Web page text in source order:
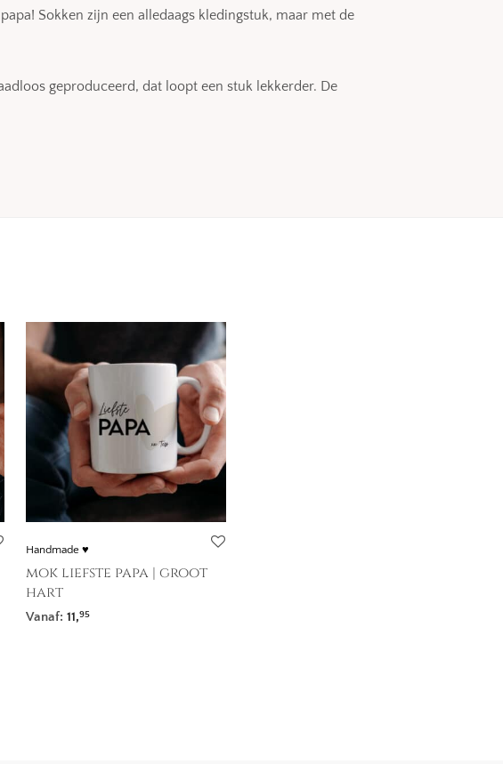
Sokken zijn een alledaags kledingstuk, maar met de
geproduceerd, dat loopt een stuk lekkerder. De
Handmade ♥
mok liefste papa | groot
hart
Vanaf:11,95